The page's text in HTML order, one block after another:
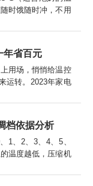
时饿随时冲，不用
门必带的装备。如
年省百元
用场，悄悄给温控
运转。2023年家电
度万一回升到了零
档依据分析
1、2、3、4、5、
温度越低，压缩机
天我们可以调在3